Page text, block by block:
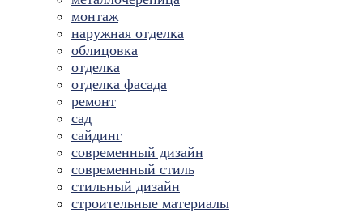
монтаж
наружная отделка
облицовка
отделка
отделка фасада
ремонт
сад
сайдинг
современный дизайн
современный стиль
стильный дизайн
строительные материалы